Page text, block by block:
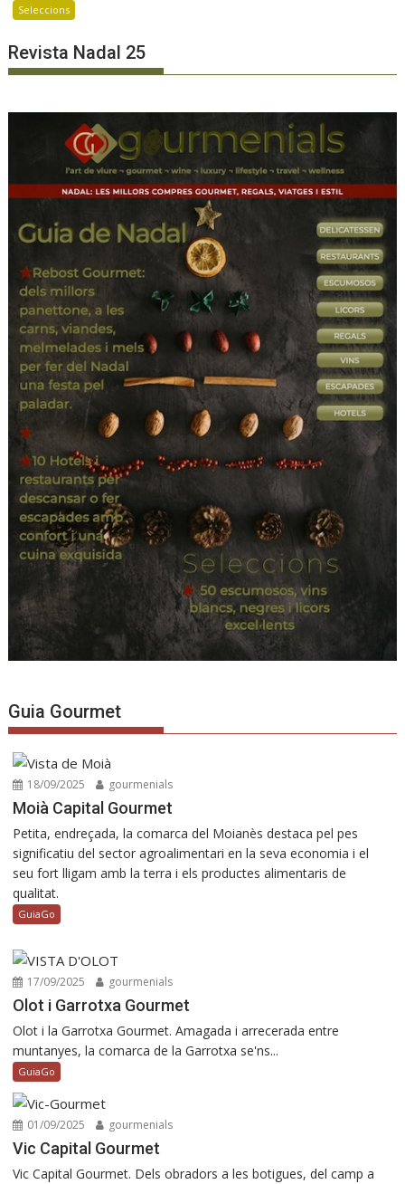
Seleccions
Revista Nadal 25
Guia Gourmet
18/09/2025 gourmenials
Moià Capital Gourmet
Petita, endreçada, la comarca del Moianès destaca pel pes
significatiu del sector agroalimentari en la seva economia i el
seu fort lligam amb la terra i els productes alimentaris de
qualitat.
GuiaGo
17/09/2025 gourmenials
Olot i Garrotxa Gourmet
Olot i la Garrotxa Gourmet. Amagada i arrecerada entre
muntanyes, la comarca de la Garrotxa se'ns...
GuiaGo
01/09/2025 gourmenials
Vic Capital Gourmet
Vic Capital Gourmet. Dels obradors a les botigues, del camp a